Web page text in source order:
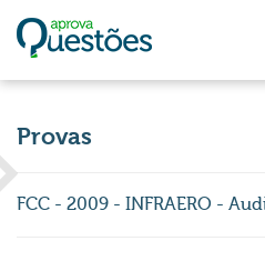
Provas
FCC - 2009 - INFRAERO -